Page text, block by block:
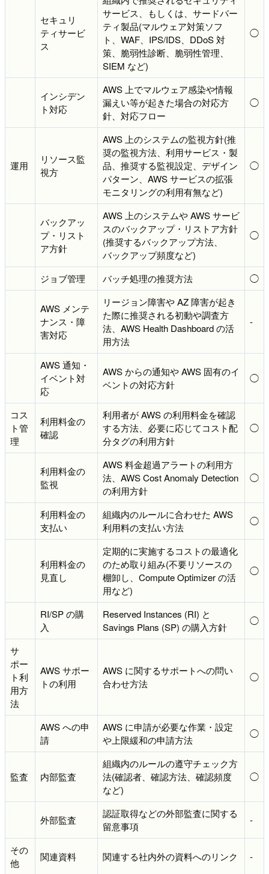
セキュリ
ティサービ
ス
サービス、もしくは、サードパー
ティ製品(マルウェア対策ソフ
ト、WAF、IPS/IDS、DDoS 対
策、脆弱性診断、脆弱性管理、
SIEM など)
◯
インシデン
ト対応
AWS 上でマルウェア感染や情報
漏えい等が起きた場合の対応方
針、対応フロー
◯
運用
リソース監
視方
AWS 上のシステムの監視方針(推
奨の監視方法、利用サービス・製
品、推奨する監視設定、デザイン
パターン、AWS サービスの拡張
モニタリングの利用有無など)
◯
バックアッ
プ・リスト
ア方針
AWS 上のシステムや AWS サービ
スのバックアップ・リストア方針
(推奨するバックアップ方法、
バックアップ頻度など)
◯
ジョブ管理 バッチ処理の推奨方法 ◯
AWS メンテ
ナンス・障
害対応
リージョン障害や AZ 障害が起き
た際に推奨される初動や調査方
法、AWS Health Dashboard の活
用方法
-
AWS 通知・
イベント対
応
AWS からの通知や AWS 固有のイ
ベントの対応方針
◯
コス
ト管
理
利用料金の
確認
利用者が AWS の利用料金を確認
する方法、必要に応じてコスト配
分タグの利用方針
◯
利用料金の
監視
AWS 料金超過アラートの利用方
法、AWS Cost Anomaly Detection
の利用方針
◯
利用料金の
支払い
組織内のルールに合わせた AWS
利用料の支払い方法
◯
利用料金の
見直し
定期的に実施するコストの最適化
のため取り組み(不要リソースの
棚卸し、Compute Optimizer の活
用など)
◯
RI/SP の購
入
Reserved Instances (RI) と
Savings Plans (SP) の購入方針
◯
サ
ポー
ト利
用方
法
AWS サポー
トの利用
AWS に関するサポートへの問い
合わせ方法
◯
AWS への申
請
AWS に申請が必要な作業・設定
や上限緩和の申請方法
◯
監査 内部監査
組織内のルールの遵守チェック方
法(確認者、確認方法、確認頻度
など)
◯
外部監査
認証取得などの外部監査に関する
留意事項
-
その
他
関連資料 関連する社内外の資料へのリンク -